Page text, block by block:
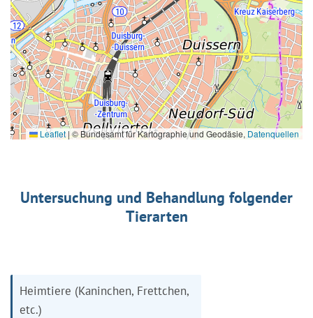
Leaflet | © Bundesamt für Kartographie und Geodäsie, Datenquellen
Untersuchung und Behandlung folgender
Tierarten
Heimtiere (Kaninchen, Frettchen,
etc.)